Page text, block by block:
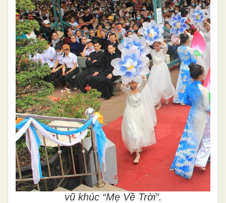
vũ khúc “Mẹ Về Trời”.